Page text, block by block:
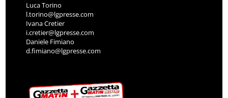
Luca Torino
l.torino@lgpresse.com
Ivana Cretier
i.cretier@lgpresse.com
Daniele Fimiano
d.fimiano@lgpresse.com